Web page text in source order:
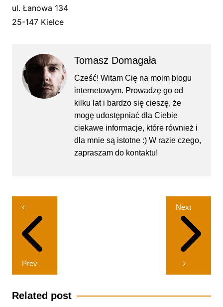
ul. Łanowa 134
25-147 Kielce
Tomasz Domagała
Cześć! Witam Cię na moim blogu
internetowym. Prowadzę go od
kilku lat i bardzo się cieszę, że
mogę udostępniać dla Ciebie
ciekawe informacje, które również i
dla mnie są istotne :) W razie czego,
zapraszam do kontaktu!
Nawigacja
wpisu
Prev
Next
Related post